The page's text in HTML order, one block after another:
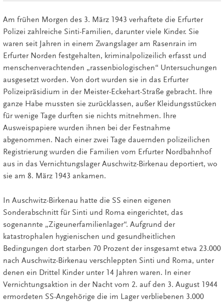
Am frühen Morgen des 3. März 1943 verhaftete die Erfurter
Polizei zahlreiche Sinti-Familien, darunter viele Kinder. Sie
waren seit Jahren in einem Zwangslager am Rasenrain im
Erfurter Norden festgehalten, kriminalpolizeilich erfasst und
menschenverachtenden „rassenbiologischen“ Untersuchungen
ausgesetzt worden. Von dort wurden sie in das Erfurter
Polizeipräsidium in der Meister-Eckehart-Straße gebracht. Ihre
ganze Habe mussten sie zurücklassen, außer Kleidungsstücken
für wenige Tage durften sie nichts mitnehmen. Ihre
Ausweispapiere wurden ihnen bei der Festnahme
abgenommen. Nach einer zwei Tage dauernden polizeilichen
Registrierung wurden die Familien vom Erfurter Nordbahnhof
aus in das Vernichtungslager Auschwitz-Birkenau deportiert, wo
sie am 8. März 1943 ankamen.
In Auschwitz-Birkenau hatte die SS einen eigenen
Sonderabschnitt für Sinti und Roma eingerichtet, das
sogenannte „Zigeunerfamilienlager“. Aufgrund der
katastrophalen hygienischen und gesundheitlichen
Bedingungen dort starben 70 Prozent der insgesamt etwa 23.000
nach Auschwitz-Birkenau verschleppten Sinti und Roma, unter
denen ein Drittel Kinder unter 14 Jahren waren. In einer
Vernichtungsaktion in der Nacht vom 2. auf den 3. August 1944
ermordeten SS-Angehörige die im Lager verbliebenen 3.000